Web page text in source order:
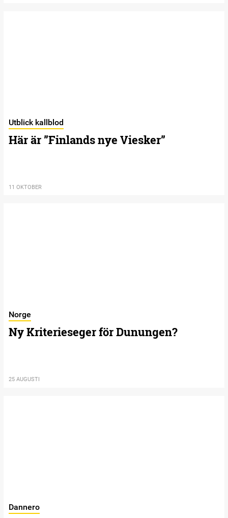
Utblick kallblod
Här är ”Finlands nye Viesker”
11 OKTOBER
Norge
Ny Kriterieseger för Dunungen?
25 AUGUSTI
Dannero